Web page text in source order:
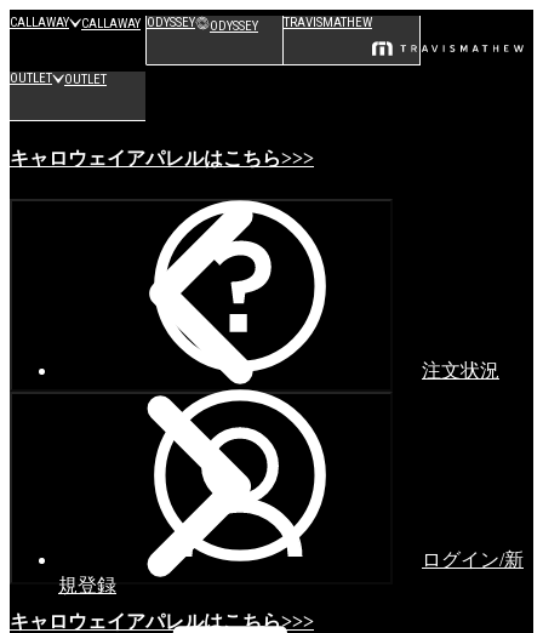
CALLAWAY CALLAWAY ODYSSEY ODYSSEY TRAVISMATHEW
OUTLET OUTLET
キャロウェイアパレルはこちら>>>
キャロウェイアパレルはこちら>>>
注文状況
ログイン/新
規登録